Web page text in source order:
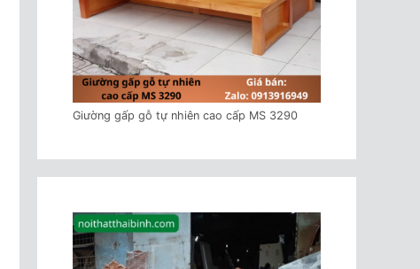
Giường gấp gỗ tự nhiên cao cấp MS 3290